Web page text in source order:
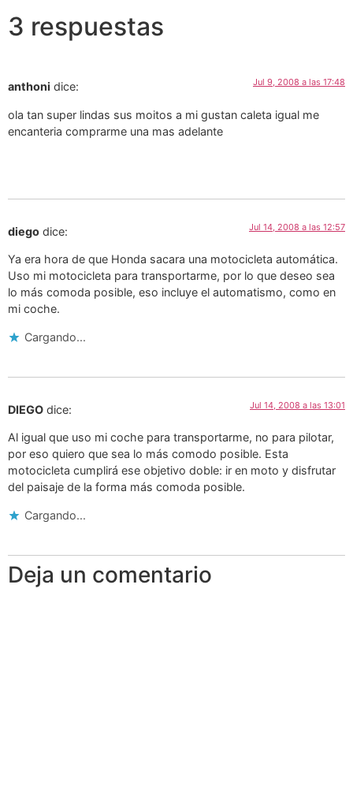
3 respuestas
anthoni dice: Jul 9, 2008 a las 17:48
ola tan super lindas sus moitos a mi gustan caleta igual me
encanteria comprarme una mas adelante
diego dice: Jul 14, 2008 a las 12:57
Ya era hora de que Honda sacara una motocicleta automática.
Uso mi motocicleta para transportarme, por lo que deseo sea
lo más comoda posible, eso incluye el automatismo, como en
mi coche.
Cargando...
DIEGO dice: Jul 14, 2008 a las 13:01
Al igual que uso mi coche para transportarme, no para pilotar,
por eso quiero que sea lo más comodo posible. Esta
motocicleta cumplirá ese objetivo doble: ir en moto y disfrutar
del paisaje de la forma más comoda posible.
Cargando...
Deja un comentario